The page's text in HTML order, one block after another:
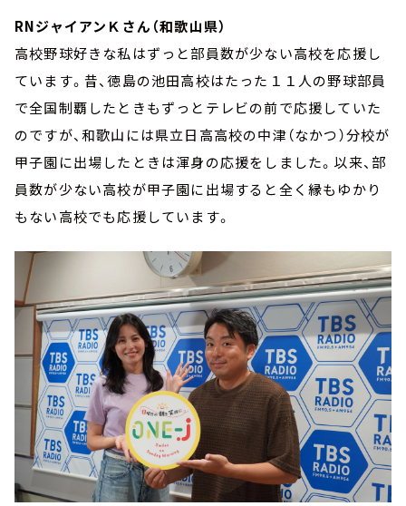
RNジャイアンＫさん（和歌山県）
高校野球好きな私はずっと部員数が少ない高校を応援し
ています。昔、徳島の池田高校はたった１１人の野球部員
で全国制覇したときもずっとテレビの前で応援していた
のですが、和歌山には県立日高高校の中津（なかつ）分校が
甲子園に出場したときは渾身の応援をしました。以来、部
員数が少ない高校が甲子園に出場すると全く縁もゆかり
もない高校でも応援しています。